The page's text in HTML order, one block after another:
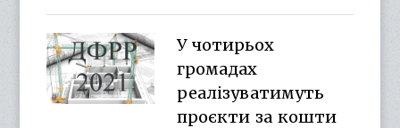
У чотирьох
громадах
реалізуватимуть
проєкти за кошти